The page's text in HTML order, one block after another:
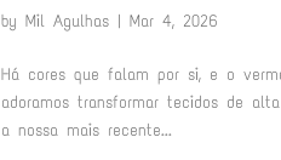
byMil Agulhas |Mar 4, 2026
Há cores que falam por si, e o
adoramos transformar tecidos de
a nossa mais recente...